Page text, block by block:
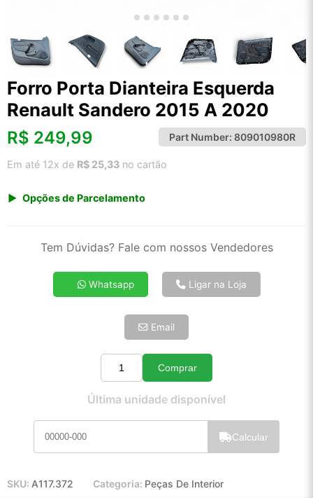
Forro Porta Dianteira Esquerda
Renault Sandero 2015 A 2020
R$ 249,99 Part Number: 809010980R
Em até 12x de R$ 25,33 no cartão
Opções de Parcelamento
2x de R$ 134,54
4x de R$ 69,28
5x de R$ 56,15
Tem Dúvidas? Fale com nossos Vendedores
Whatsapp Ligar na Loja
Email
Quantidade
Comprar
Última unidade disponível
Calcular
SKU: A117.372 Categoria: Peças De Interior